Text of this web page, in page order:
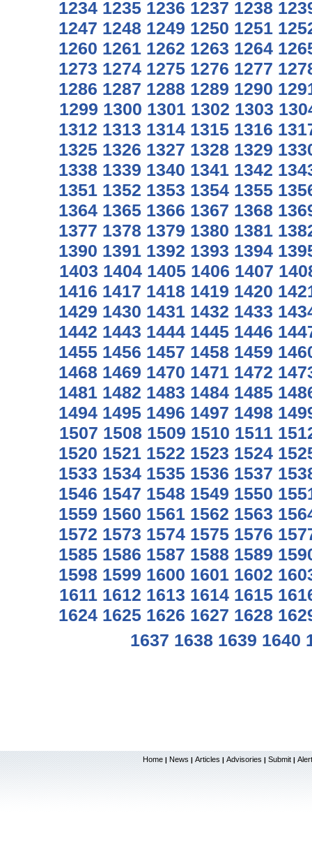
1234 1235 1236 1237 1238
1247 1248 1249 1250 1251
1260 1261 1262 1263 1264
1273 1274 1275 1276 1277
1286 1287 1288 1289 1290
1299 1300 1301 1302 1303
1312 1313 1314 1315 1316
1325 1326 1327 1328 1329
1338 1339 1340 1341 1342
1351 1352 1353 1354 1355
1364 1365 1366 1367 1368
1377 1378 1379 1380 1381
1390 1391 1392 1393 1394
1403 1404 1405 1406 1407
1416 1417 1418 1419 1420
1429 1430 1431 1432 1433
1442 1443 1444 1445 1446
1455 1456 1457 1458 1459
1468 1469 1470 1471 1472
1481 1482 1483 1484 1485
1494 1495 1496 1497 1498
1507 1508 1509 1510 1511
1520 1521 1522 1523 1524
1533 1534 1535 1536 1537
1546 1547 1548 1549 1550
1559 1560 1561 1562 1563
1572 1573 1574 1575 1576
1585 1586 1587 1588 1589
1598 1599 1600 1601 1602
1611 1612 1613 1614 1615
1624 1625 1626 1627 1628
1637 1638 1639 1640
Home | News | Articles | Advisories | Submit |